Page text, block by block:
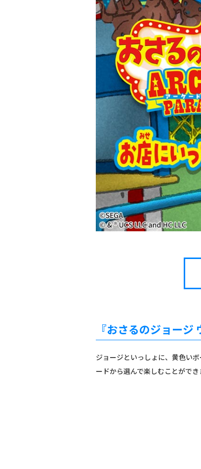
『おさるのジョー
ジョージといっしょに、黄色い
ードから選んで楽しむことができ